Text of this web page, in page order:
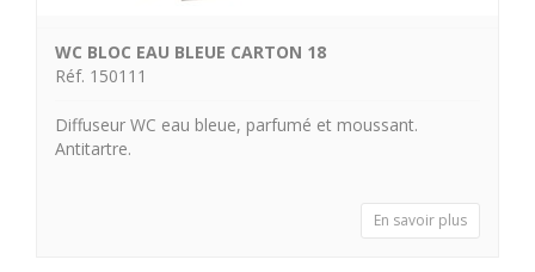
WC BLOC EAU BLEUE CARTON 18
Réf. 150111
Diffuseur WC eau bleue, parfumé et moussant.
Antitartre.
En savoir plus